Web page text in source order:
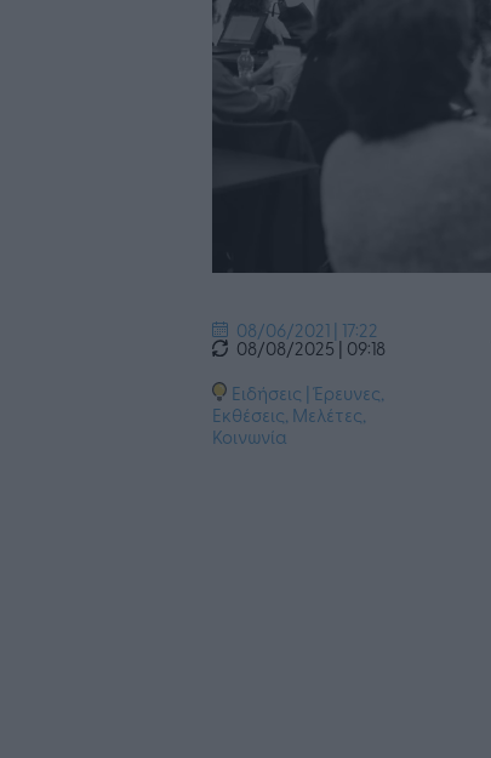
08/06/2021 | 17:22
08/08/2025 | 09:18
Ειδήσεις |Έρευνες,
Εκθέσεις, Μελέτες,
Κοινωνία